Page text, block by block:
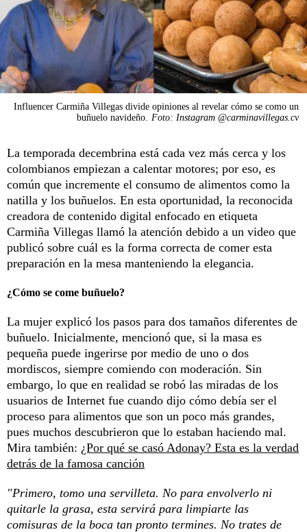
Influencer Carmiña Villegas divide opiniones al revelar cómo se como un
buñuelo navideño.
Foto: Instagram @carminavillegas.cv
La temporada decembrina está cada vez más cerca y los
colombianos empiezan a calentar motores; por eso, es
común que incremente el consumo de alimentos como la
natilla y los buñuelos. En esta oportunidad, la reconocida
creadora de contenido digital enfocado en etiqueta
Carmiña Villegas llamó la atención debido a un video que
publicó sobre cuál es la forma correcta de comer esta
preparación en la mesa manteniendo la elegancia.
¿Cómo se come buñuelo?
La mujer explicó los pasos para dos tamaños diferentes de
buñuelo. Inicialmente, mencionó que, si la masa es
pequeña puede ingerirse por medio de uno o dos
mordiscos, siempre comiendo con moderación. Sin
embargo, lo que en realidad se robó las miradas de los
usuarios de Internet fue cuando dijo cómo debía ser el
proceso para alimentos que son un poco más grandes,
pues muchos descubrieron que lo estaban haciendo mal.
Mira también: ¿Por qué se casó Adonay? Esta es la verdad
detrás de la famosa canción
"Primero, tomo una servilleta. No para envolverlo ni
quitarle la grasa, esta servirá para limpiarte las
comisuras de la boca tan pronto termines. No trates de